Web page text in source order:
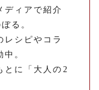
ディアで紹介
る。
レシピやコラ
。
とに「大人の2